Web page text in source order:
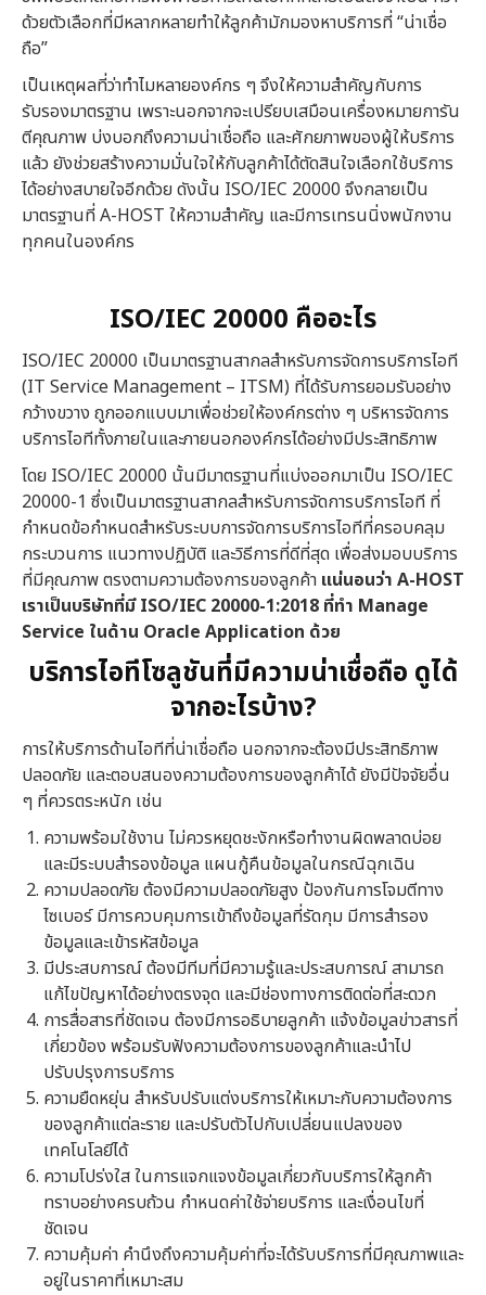
ด้วยตัวเลือกที่มีหลากหลายทำให้ลูกค้ามักมองหาบริการที่ “น่าเชื่อ
ถือ”
เป็นเหตุผลที่ว่าทำไมหลายองค์กร ๆ จึงให้ความสำคัญกับการ
รับรองมาตรฐาน เพราะนอกจากจะเปรียบเสมือนเครื่องหมายการัน
ตีคุณภาพ บ่งบอกถึงความน่าเชื่อถือ และศักยภาพของผู้ให้บริการ
แล้ว ยังช่วยสร้างความมั่นใจให้กับลูกค้าได้ตัดสินใจเลือกใช้บริการ
ได้อย่างสบายใจอีกด้วย ดังนั้น ISO/IEC 20000 จึงกลายเป็น
มาตรฐานที่ A-HOST ให้ความสำคัญ และมีการเทรนนิ่งพนักงาน
ทุกคนในองค์กร
ISO/IEC 20000 คืออะไร
ISO/IEC 20000 เป็นมาตรฐานสากลสำหรับการจัดการบริการไอที
(IT Service Management – ITSM) ที่ได้รับการยอมรับอย่าง
กว้างขวาง ถูกออกแบบมาเพื่อช่วยให้องค์กรต่าง ๆ บริหารจัดการ
บริการไอทีทั้งภายในและภายนอกองค์กรได้อย่างมีประสิทธิภาพ
โดย ISO/IEC 20000 นั้นมีมาตรฐานที่แบ่งออกมาเป็น ISO/IEC
20000-1 ซึ่งเป็นมาตรฐานสากลสำหรับการจัดการบริการไอที ที่
กำหนดข้อกำหนดสำหรับระบบการจัดการบริการไอทีที่ครอบคลุม
กระบวนการ แนวทางปฏิบัติ และวิธีการที่ดีที่สุด เพื่อส่งมอบบริการ
ที่มีคุณภาพ ตรงตามความต้องการของลูกค้า แน่นอนว่า A-HOST
เราเป็นบริษัทที่มี ISO/IEC 20000-1:2018 ที่ทำ Manage
Service ในด้าน Oracle Application ด้วย
บริการไอทีโซลูชันที่มีความน่าเชื่อถือ ดูได้
จากอะไรบ้าง?
การให้บริการด้านไอทีที่น่าเชื่อถือ นอกจากจะต้องมีประสิทธิภาพ
ปลอดภัย และตอบสนองความต้องการของลูกค้าได้ ยังมีปัจจัยอื่น
ๆ ที่ควรตระหนัก เช่น
ความพร้อมใช้งาน ไม่ควรหยุดชะงักหรือทำงานผิดพลาดบ่อย
และมีระบบสำรองข้อมูล แผนกู้คืนข้อมูลในกรณีฉุกเฉิน
ความปลอดภัย ต้องมีความปลอดภัยสูง ป้องกันการโจมตีทาง
ไซเบอร์ มีการควบคุมการเข้าถึงข้อมูลที่รัดกุม มีการสำรอง
ข้อมูลและเข้ารหัสข้อมูล
มีประสบการณ์ ต้องมีทีมที่มีความรู้และประสบการณ์ สามารถ
แก้ไขปัญหาได้อย่างตรงจุด และมีช่องทางการติดต่อที่สะดวก
การสื่อสารที่ชัดเจน ต้องมีการอธิบายลูกค้า แจ้งข้อมูลข่าวสารที่
เกี่ยวข้อง พร้อมรับฟังความต้องการของลูกค้าและนำไป
ปรับปรุงการบริการ
ความยืดหยุ่น สำหรับปรับแต่งบริการให้เหมาะกับความต้องการ
ของลูกค้าแต่ละราย และปรับตัวไปกับเปลี่ยนแปลงของ
เทคโนโลยีได้
ความโปร่งใส ในการแจกแจงข้อมูลเกี่ยวกับบริการให้ลูกค้า
ทราบอย่างครบถ้วน กำหนดค่าใช้จ่ายบริการ และเงื่อนไขที่
ชัดเจน
ความคุ้มค่า คำนึงถึงความคุ้มค่าที่จะได้รับบริการที่มีคุณภาพและ
อยู่ในราคาที่เหมาะสม